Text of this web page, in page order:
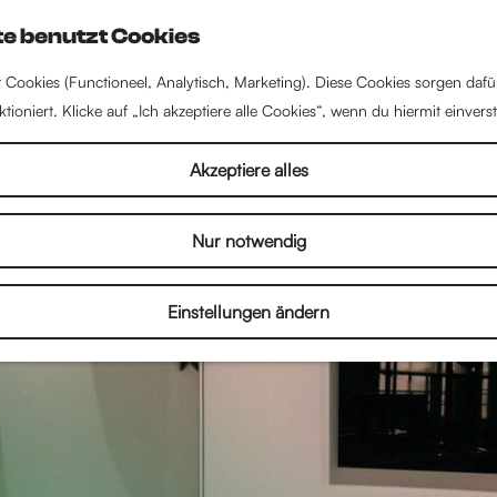
benutzt Cookies
Cookies (Functioneel, Analytisch, Marketing). Diese Cookies sorgen
Klicke auf „Ich akzeptiere alle Cookies“, wenn du hiermit
Akzeptiere alles
Nur notwendig
Einstellungen ändern